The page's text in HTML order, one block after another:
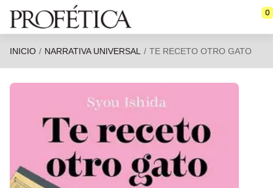
Saltar al contenido principal
0
INICIO NARRATIVA UNIVERSAL TE RECETO OTRO GATO